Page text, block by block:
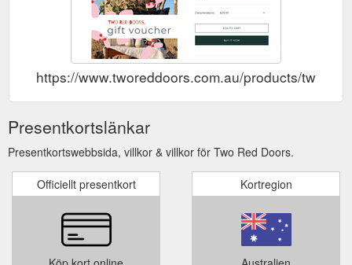
https://www.tworeddoors.com.au/products/two-
Presentkortslänkar
Presentkortswebbsida, villkor & villkor för Two Red Doors.
Officiellt presentkort Kortregion